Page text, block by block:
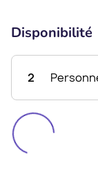
Disponibilité
2